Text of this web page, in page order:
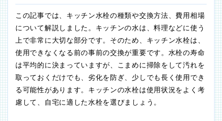
この記事では、キッチン水栓の種類や交換方法、費用相場
について解説しました。キッチンの水は、料理などに使う
上で非常に大切な部分です。そのため、キッチン水栓は、
使用できなくなる前の事前の交換が重要です。水栓の寿命
は平均的に決まっていますが、こまめに掃除をして汚れを
取っておくだけでも、劣化を防ぎ、少しでも長く使用でき
る可能性があります。キッチンの水栓は使用状況をよく考
慮して、自宅に適した水栓を選びましょう。